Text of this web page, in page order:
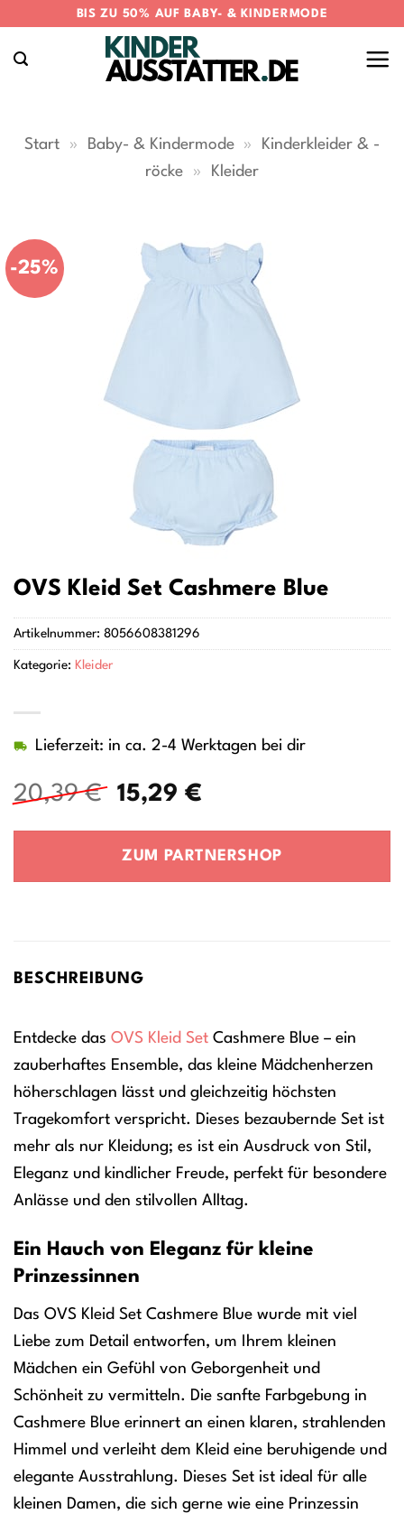
springen
BIS ZU 50% AUF BABY- & KINDERMODE
Start » Baby- & Kindermode »
Kinderkleider & -
röcke
» Kleider
-25%
OVS Kleid Set Cashmere Blue
20,39€
Ursprünglicher
war:
15,29 €Aktueller
ist:
Lieferzeit: in ca. 2-4 Werktagen bei dir
ZUM PARTNERSHOP
Artikelnummer: 8056608381296
Kategorie: Kleider
BESCHREIBUNG
Entdecke das OVS Kleid Set Cashmere Blue – ein
zauberhaftes Ensemble, das kleine Mädchenherzen
höherschlagen lässt und gleichzeitig höchsten
Tragekomfort verspricht. Dieses bezaubernde Set ist
mehr als nur Kleidung; es ist ein Ausdruck von Stil,
Eleganz und kindlicher Freude, perfekt für besondere
Anlässe und den stilvollen Alltag.
Ein Hauch von Eleganz für kleine
Prinzessinnen
Das OVS Kleid Set Cashmere Blue wurde mit viel
Liebe zum Detail entworfen, um Ihrem kleinen
Mädchen ein Gefühl von Geborgenheit und
Schönheit zu vermitteln. Die sanfte Farbgebung in
Cashmere Blue erinnert an einen klaren, strahlenden
Himmel und verleiht dem Kleid eine beruhigende und
elegante Ausstrahlung. Dieses Set ist ideal für alle
kleinen Damen, die sich gerne wie eine Prinzessin